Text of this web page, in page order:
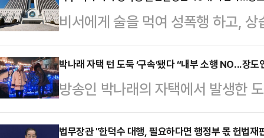
비서에게 술을 먹여 성폭행 하고,
가 2심에서도 징역형을 선고 받았
사10-1부(부장판사 이상호 이재신
의처벌등에관한특례법 위반 등 혐
6년을 선고한 원심을 유지했다. 80
박나래 자택 턴 도둑 ‘구속’됐다 “내부 소행 NO...장도
방송인 박나래의 자택에서 발생한
뉴스에 대한 법적 조치를 예고했다
법무장관 "한덕수 대행, 필요하다면 행정부 몫 헌법재